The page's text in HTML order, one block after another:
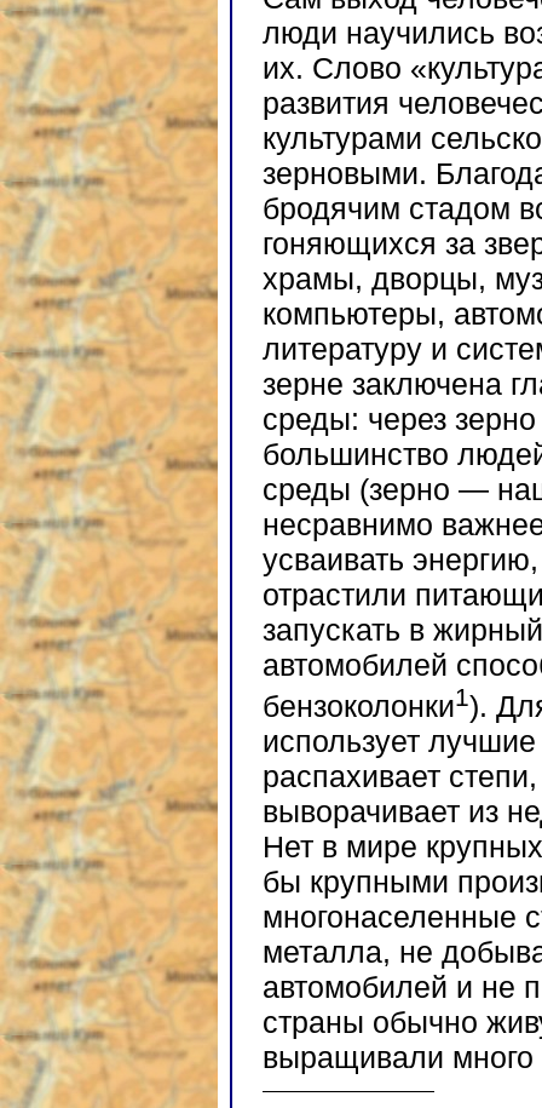
люди научились
их. Слово
развития
культурами
зерновыми.
бродячим стадом
гоняющихся за
храмы, дворцы,
компьютеры,
литературу и
зерне заключена
среды: через
большинство
среды (зерно —
несравнимо
усваивать
отрастили
запускать в
автомобилей
бензоколонки1).
использует
распахивает
выворачивает из
Нет в мире
бы крупными
многонаселенные
металла, не
автомобилей и не
страны обычно
выращивали